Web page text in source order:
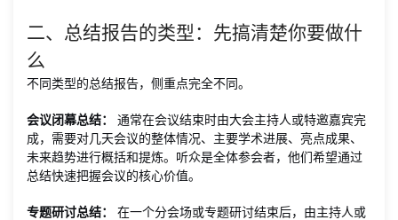
二、总结报告的类型：先搞清楚你要做什
么
不同类型的总结报告，侧重点完全不同。
会议闭幕总结：
通常在会议结束时由大会主持人或特邀嘉宾完
成，需要对几天会议的整体情况、主要学术进展、亮点成果、
未来趋势进行概括和提炼。听众是全体参会者，他们希望通过
总结快速把握会议的核心价值。
专题研讨总结：
在一个分会场或专题研讨结束后，由主持人或